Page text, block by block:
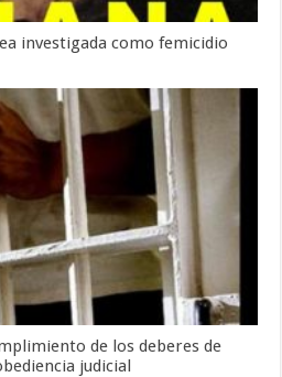
investigada como femicidio
de los deberes de
judicial